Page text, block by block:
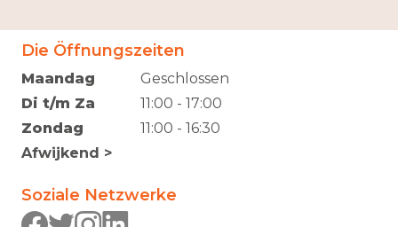
Die Öffnungszeiten
Maandag
Di t/m Za
Zondag
Afwijkend >
Geschlossen
11:00 - 17:00
11:00 - 16:30
Soziale Netzwerke